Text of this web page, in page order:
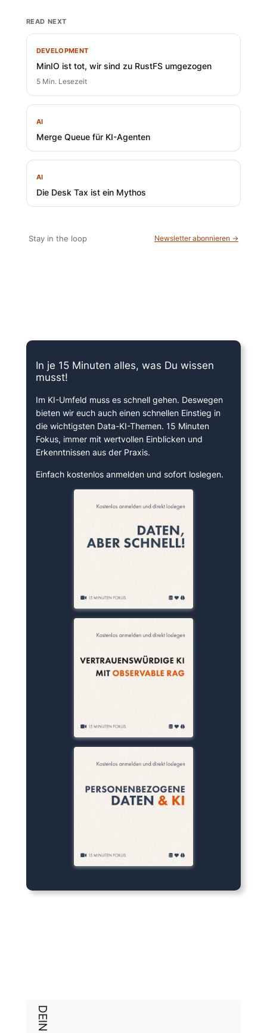
READ NEXT
DEVELOPMENT
MinIO ist tot, wir sind zu RustFS umgezogen
5 Min. Lesezeit
AI
Merge Queue für KI-Agenten
AI
Die Desk Tax ist ein Mythos
Stay in the loop Newsletter abonnieren →
In je 15 Minuten alles, was Du wissen
musst!
Im KI-Umfeld muss es schnell gehen. Deswegen
bieten wir euch auch einen schnellen Einstieg in
die wichtigsten Data-KI-Themen. 15 Minuten
Fokus, immer mit wertvollen Einblicken und
Erkenntnissen aus der Praxis.
Einfach kostenlos anmelden und sofort loslegen.